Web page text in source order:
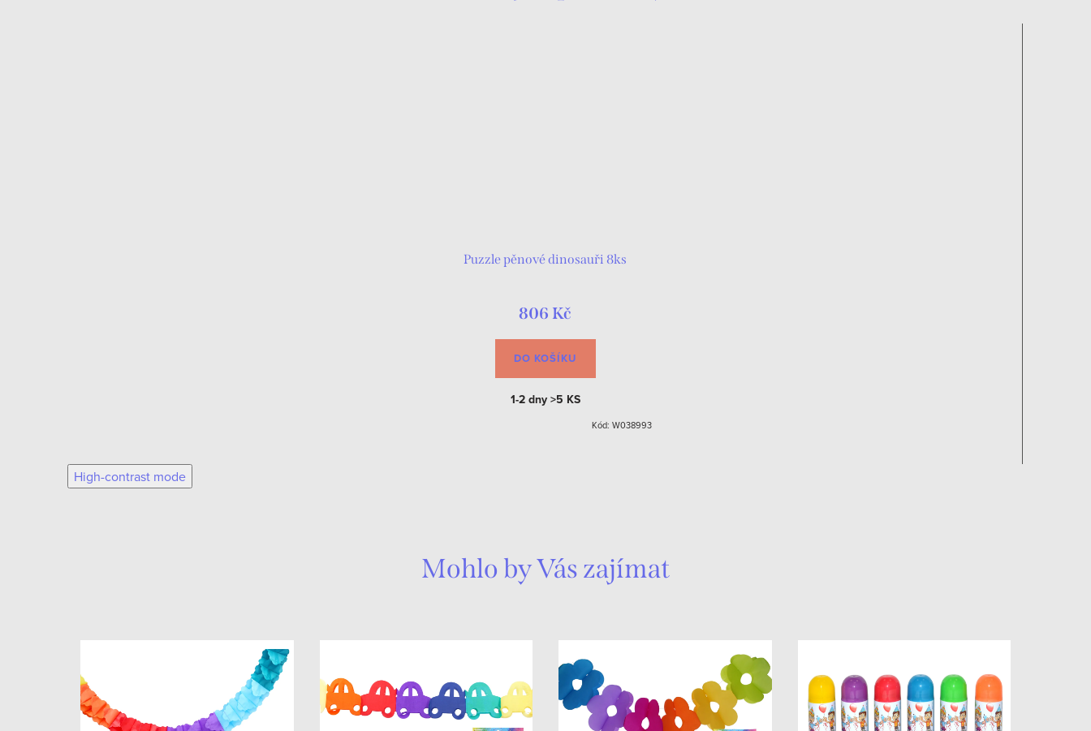
Puzzle pěnové dinosauři 8ks
806 Kč
DO KOŠÍKU
1-2 dny>5 KS
Kód: W038993
High-contrast mode
Mohlo by Vás zajímat